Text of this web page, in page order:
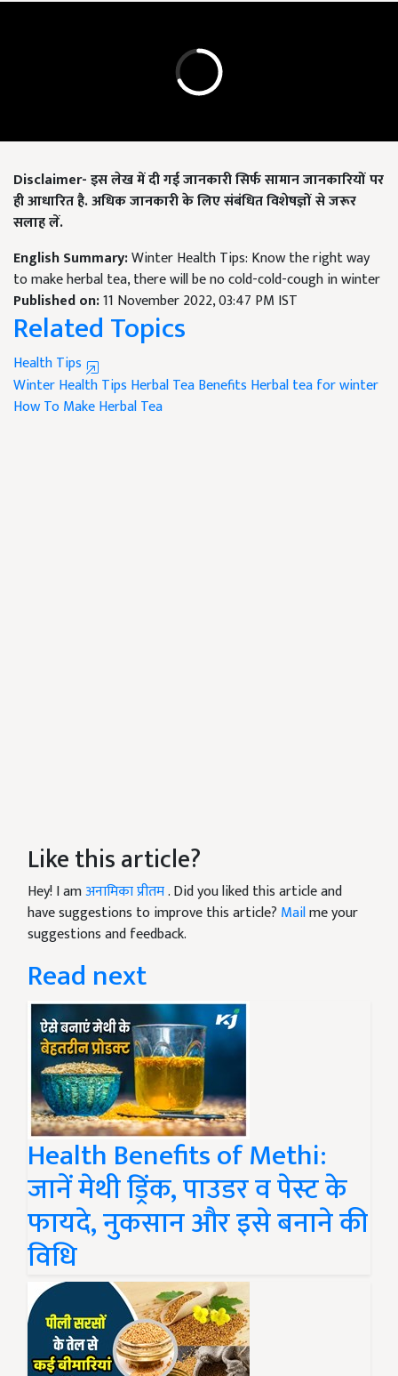
Disclaimer-इस लेख में दी गई जानकारी सिर्फ सामान जानकारियों पर
ही आधारित है.अधिक जानकारी के लिए संबंधित विशेषज्ञों से जरूर
सलाह लें.
English Summary:Winter Health Tips: Know the right way
to make herbal tea, there will be no cold-cold-cough in winter
Published on:11 November 2022, 03:47 PM IST
Related Topics
Health Tips
Winter Health Tips Herbal Tea Benefits Herbal tea for winter
How To Make Herbal Tea
Like this article?
Hey! I amअनामिका प्रीतम. Did you liked this article and
have suggestions to improve this article? Mailme your
suggestions and feedback.
Read next
Health Benefits of Methi:
जानें मेथी ड्रिंक, पाउडर व पेस्ट के
फायदे, नुकसान और इसे बनाने की
विधि